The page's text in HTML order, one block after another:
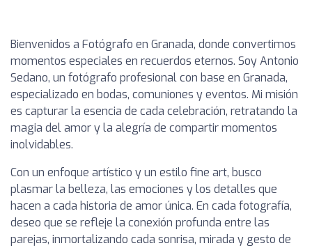
Bienvenidos a Fotógrafo en Granada, donde convertimos
momentos especiales en recuerdos eternos. Soy Antonio
Sedano, un fotógrafo profesional con base en Granada,
especializado en bodas, comuniones y eventos. Mi misión
es capturar la esencia de cada celebración, retratando la
magia del amor y la alegría de compartir momentos
inolvidables.
Con un enfoque artístico y un estilo fine art, busco
plasmar la belleza, las emociones y los detalles que
hacen a cada historia de amor única. En cada fotografía,
deseo que se refleje la conexión profunda entre las
parejas, inmortalizando cada sonrisa, mirada y gesto de